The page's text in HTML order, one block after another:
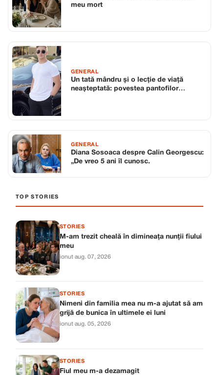
meu mort
GENERAL
Un tată mândru și o lecție de viață
neașteptată: povestea pantofilor
GENERAL
Diana Sosoaca despre Calin Georgescu:
„De vreo 5 ani îl cunosc.
TOP STORIES
STORIES
M-am trezit cheală în dimineața nunții fiului
meu
ionut·aug. 07, 2026
STORIES
Nimeni din familia mea nu m-a ajutat să am
grijă de bunica în ultimele ei luni
ionut·aug. 05, 2026
STORIES
Fiul meu m-a dezamagit